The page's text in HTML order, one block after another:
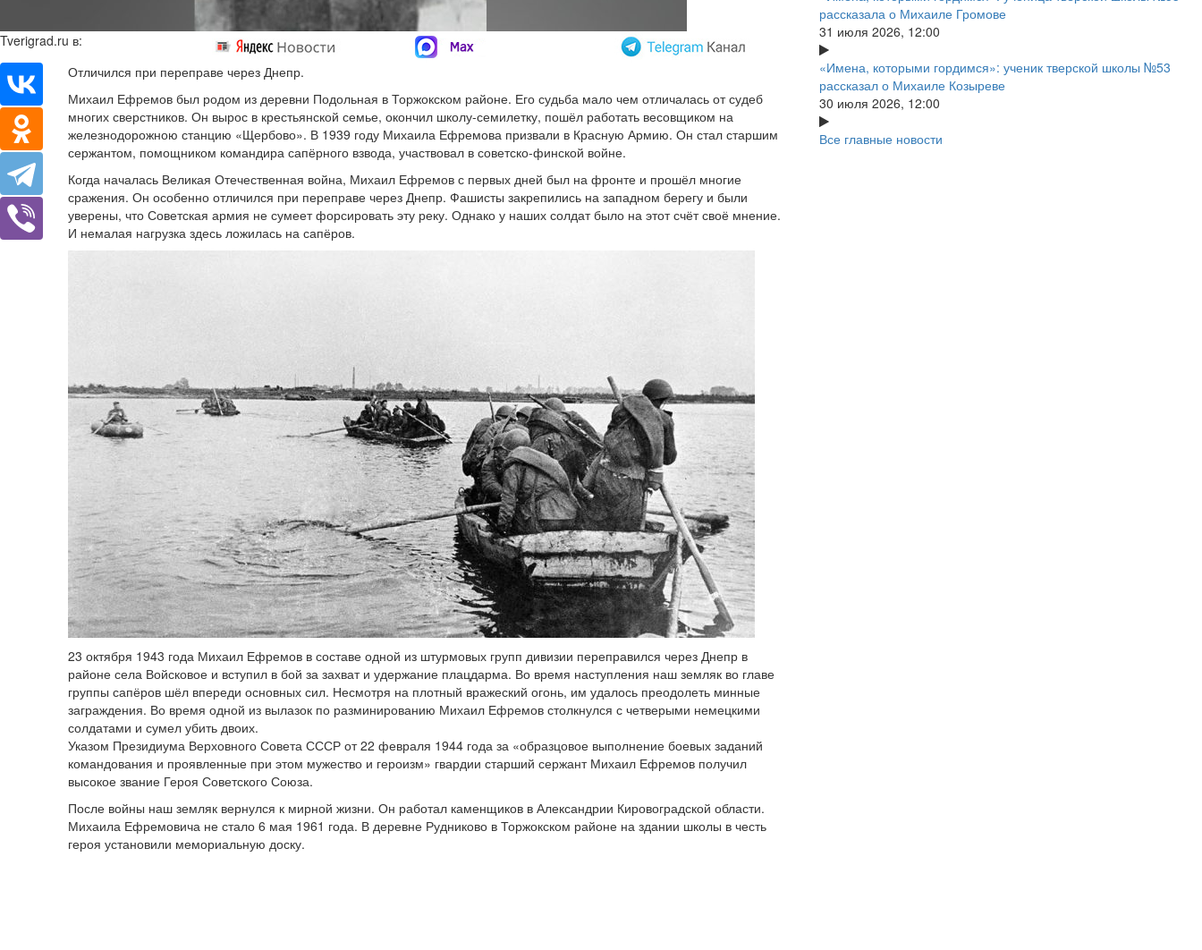
Tverigrad.ru в:
Отличился при переправе через Днепр.
Михаил Ефремов был родом из деревни Подольная в Торжокском районе. Его судьба мало чем отличалась от судеб
многих сверстников. Он вырос в крестьянской семье, окончил школу-семилетку, пошёл работать весовщиком на
железнодорожною станцию «Щербово». В 1939 году Михаила Ефремова призвали в Красную Армию. Он стал старшим
сержантом, помощником командира сапёрного взвода, участвовал в советско-финской войне.
Когда началась Великая Отечественная война, Михаил Ефремов с первых дней был на фронте и прошёл многие
сражения. Он особенно отличился при переправе через Днепр. Фашисты закрепились на западном берегу и были
уверены, что Советская армия не сумеет форсировать эту реку. Однако у наших солдат было на этот счёт своё мнение.
И немалая нагрузка здесь ложилась на сапёров.
23 октября 1943 года Михаил Ефремов в составе одной из штурмовых групп дивизии переправился через Днепр в
районе села Войсковое и вступил в бой за захват и удержание плацдарма. Во время наступления наш земляк во главе
группы сапёров шёл впереди основных сил. Несмотря на плотный вражеский огонь, им удалось преодолеть минные
заграждения. Во время одной из вылазок по разминированию Михаил Ефремов столкнулся с четверыми немецкими
солдатами и сумел убить двоих.
Указом Президиума Верховного Совета СССР от 22 февраля 1944 года за «образцовое выполнение боевых заданий
командования и проявленные при этом мужество и героизм» гвардии старший сержант Михаил Ефремов получил
высокое звание Героя Советского Союза.
После войны наш земляк вернулся к мирной жизни. Он работал каменщиков в Александрии Кировоградской области.
Михаила Ефремовича не стало 6 мая 1961 года. В деревне Рудниково в Торжокском районе на здании школы в честь
героя установили мемориальную доску.
рассказала о Михаиле Громове
31 июля 2026, 12:00
«Имена, которыми гордимся»: ученик тверской школы №53
рассказал о Михаиле Козыреве
30 июля 2026, 12:00
Все главные новости